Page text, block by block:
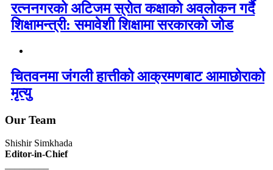
रत्ननगरको अटिजम स्रोत कक्षाको अवलोकन गर्दै
शिक्षामन्त्री: समावेशी शिक्षामा सरकारको जोड
चितवनमा जंगली हात्तीको आक्रमणबाट आमाछोराको
मृत्यु
Our Team
Shishir Simkhada
Editor-in-Chief